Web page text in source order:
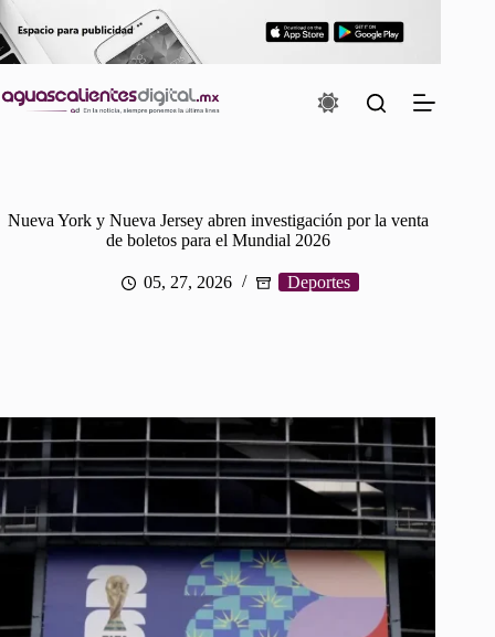
al
contenido
Nueva York y Nueva Jersey abren investigación por la venta
de boletos para el Mundial 2026
05, 27, 2026 Deportes